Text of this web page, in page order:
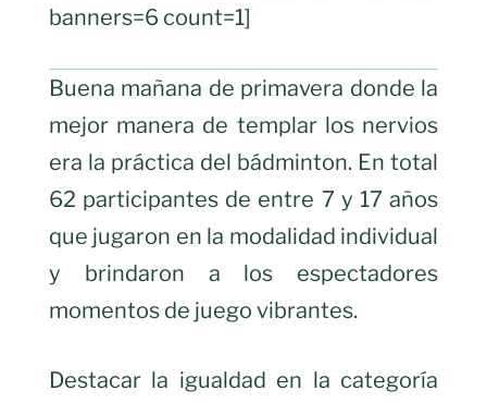
banners=6 count=1]
Buena mañana de primavera donde la
mejor manera de templar los nervios
era la práctica del bádminton. En total
62 participantes de entre 7 y 17 años
que jugaron en la modalidad individual
y brindaron a los espectadores
momentos de juego vibrantes.
Destacar la igualdad en la categoría